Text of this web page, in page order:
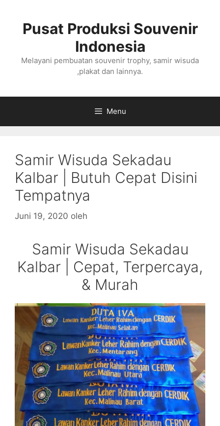
Pusat Produksi Souvenir
Indonesia
Melayani pembuatan souvenir trophy, samir wisuda
,plakat dan lainnya.
Menu
Samir Wisuda Sekadau
Kalbar | Butuh Cepat Disini
Tempatnya
Juni 19, 2020 oleh
Samir Wisuda Sekadau
Kalbar | Cepat, Terpercaya,
& Murah